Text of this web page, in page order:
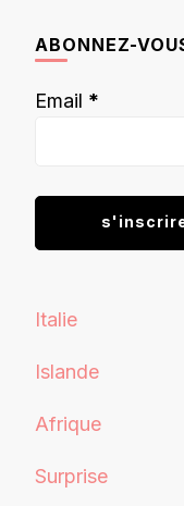
ABONNEZ-
Email *
Italie
Islande
Afrique
Surprise